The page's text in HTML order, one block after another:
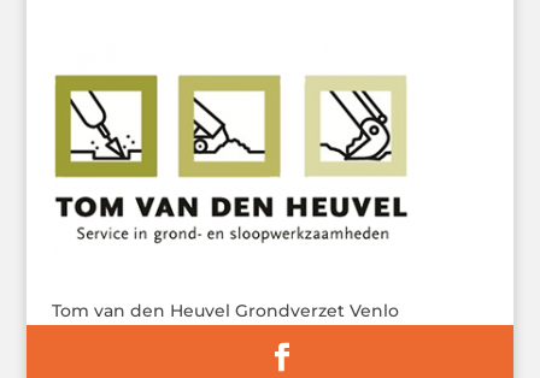
Tom van den Heuvel Grondverzet Venlo